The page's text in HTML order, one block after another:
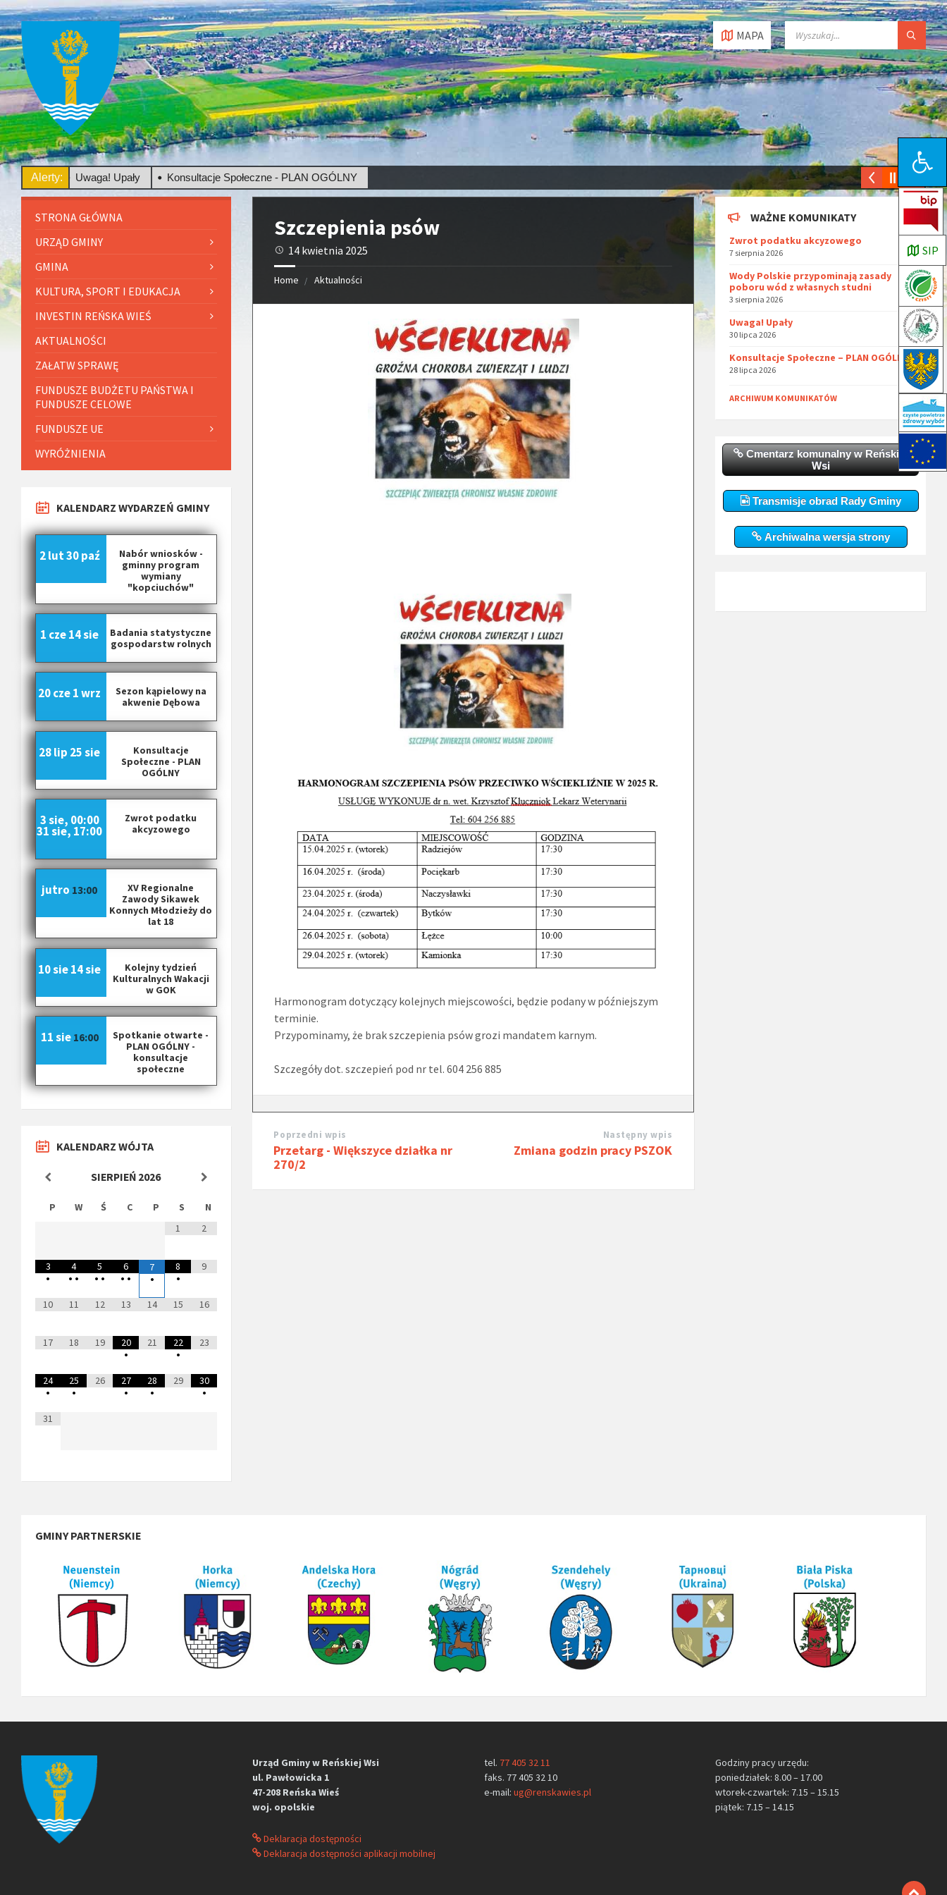
Open toolbar
SIP
MAPA
Alerty:
Uwaga! Upały Konsultacje Społeczne - PLAN OGÓLNY
Szczepienia psów
14 kwietnia 2025
Home Aktualności
Harmonogram dotyczący kolejnych miejscowości, będzie podany w późniejszym
terminie.
Przypominamy, że brak szczepienia psów grozi mandatem karnym.
Szczegóły dot. szczepień pod nr tel. 604 256 885
Poprzedni wpis
Przetarg - Większyce działka nr
270/2
Następny wpis
Zmiana godzin pracy PSZOK
STRONA GŁÓWNA
URZĄD GMINY
GMINA
KULTURA, SPORT I EDUKACJA
INVESTIN REŃSKA WIEŚ
AKTUALNOŚCI
ZAŁATW SPRAWĘ
FUNDUSZE BUDŻETU PAŃSTWA I
FUNDUSZE CELOWE
FUNDUSZE UE
WYRÓŻNIENIA
KALENDARZ WYDARZEŃ GMINY
Nabór wniosków -
gminny program
wymiany
"kopciuchów"
2 lut30 paź
Badania statystyczne
gospodarstw rolnych
1 cze14 sie
Sezon kąpielowy na
akwenie Dębowa
20 cze1 wrz
Konsultacje
Społeczne - PLAN
OGÓLNY
28 lip 25 sie
Zwrot podatku
akcyzowego
3 sie, 00:00
31 sie, 17:00
XV Regionalne
Zawody Sikawek
Konnych Młodzieży do
lat 18
jutro 13:00
Kolejny tydzień
Kulturalnych Wakacji
w GOK
10 sie14 sie
Spotkanie otwarte -
PLAN OGÓLNY -
konsultacje
społeczne
11 sie 16:00
KALENDARZ WÓJTA
SIERPIEŃ 2026
P W Ś C P S
N
1
2
3
•
4
• •
5
• •
6
• •
7
•
8
•
9
10 11 12 13 14 15 16
17 18 19
20
•
21
22
•
23
24
•
25
•
26
27
•
28
•
29
30
•
31
WAŻNE KOMUNIKATY
Zwrot podatku akcyzowego
7 sierpnia 2026
Wody Polskie przypominają zasady
poboru wód z własnych studni
3 sierpnia 2026
Uwaga! Upały
30 lipca 2026
Konsultacje Społeczne – PLAN OGÓLNY
28 lipca 2026
ARCHIWUM KOMUNIKATÓW
Cmentarz komunalny w Reńskiej
Wsi
Transmisje obrad Rady Gminy
Archiwalna wersja strony
GMINY PARTNERSKIE
Urząd Gminy w Reńskiej Wsi
ul. Pawłowicka 1
47-208 Reńska Wieś
woj. opolskie
Deklaracja dostępności
Deklaracja dostępności aplikacji mobilnej
tel. 77 405 32 11
faks. 77 405 32 10
e-mail: ug@renskawies.pl
Godziny pracy urzędu:
poniedziałek: 8.00 – 17.00
wtorek-czwartek: 7.15 – 15.15
piątek: 7.15 – 14.15